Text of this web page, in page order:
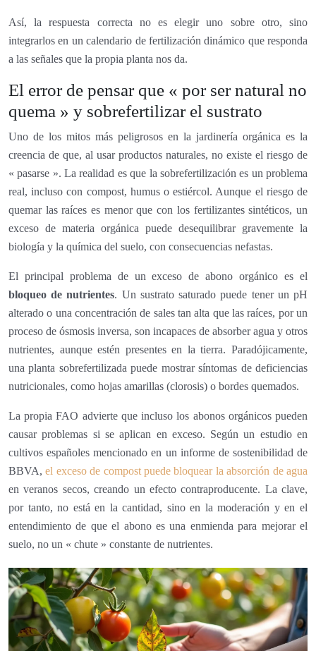
Así, la respuesta correcta no es elegir uno sobre otro, sino
integrarlos en un calendario de fertilización dinámico que responda
a las señales que la propia planta nos da.
El error de pensar que « por ser natural no
quema » y sobrefertilizar el sustrato
Uno de los mitos más peligrosos en la jardinería orgánica es la
creencia de que, al usar productos naturales, no existe el riesgo de
« pasarse ». La realidad es que la sobrefertilización es un problema
real, incluso con compost, humus o estiércol. Aunque el riesgo de
quemar las raíces es menor que con los fertilizantes sintéticos, un
exceso de materia orgánica puede desequilibrar gravemente la
biología y la química del suelo, con consecuencias nefastas.
El principal problema de un exceso de abono orgánico es el
bloqueo de nutrientes. Un sustrato saturado puede tener un pH
alterado o una concentración de sales tan alta que las raíces, por un
proceso de ósmosis inversa, son incapaces de absorber agua y otros
nutrientes, aunque estén presentes en la tierra. Paradójicamente,
una planta sobrefertilizada puede mostrar síntomas de deficiencias
nutricionales, como hojas amarillas (clorosis) o bordes quemados.
La propia FAO advierte que incluso los abonos orgánicos pueden
causar problemas si se aplican en exceso. Según un estudio en
cultivos españoles mencionado en un informe de sostenibilidad de
BBVA,el exceso de compost puede bloquear la absorción de agua
en veranos secos, creando un efecto contraproducente. La clave,
por tanto, no está en la cantidad, sino en la moderación y en el
entendimiento de que el abono es una enmienda para mejorar el
suelo, no un « chute » constante de nutrientes.